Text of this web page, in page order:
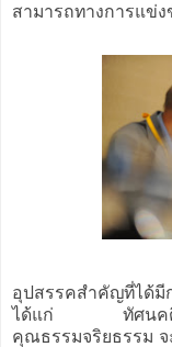
สามารถทางการแข่ง
อุปสรรคสำคัญที่ได้มี
ได้แก่ ทัศนคติของ
คุณธรรมจริยธรรม